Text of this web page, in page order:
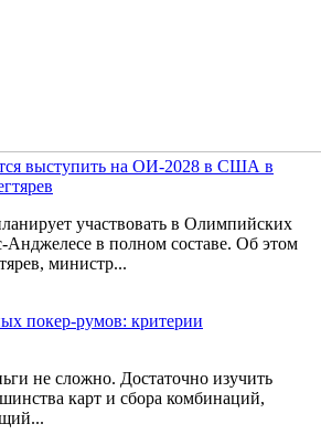
выступить на ОИ-2028 в США в
участвовать в Олимпийских
Анджелесе в полном составе. Об этом
министр...
покер-румов: критерии
не сложно. Достаточно изучить
карт и сбора комбинаций,